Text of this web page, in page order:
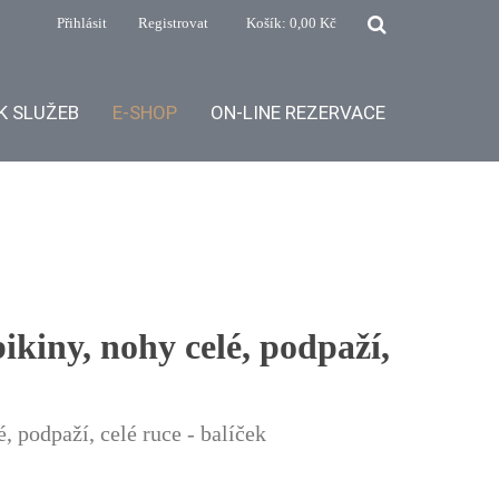
Přihlásit Registrovat Košík: 0,00 Kč
SLUŽEB E-SHOP ON-LINE REZERVACE
nohy celé, podpaží,
podpaží, celé ruce - balíček